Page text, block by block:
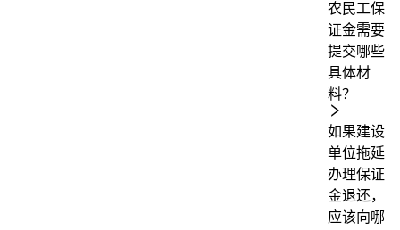
农民工保
证金需要
提交哪些
具体材
料？
如果建设
单位拖延
办理保证
金退还，
应该向哪